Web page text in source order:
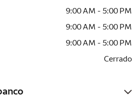
9:00 AM - 5:00 PM
9:00 AM - 5:00 PM
9:00 AM - 5:00 PM
Cerrado